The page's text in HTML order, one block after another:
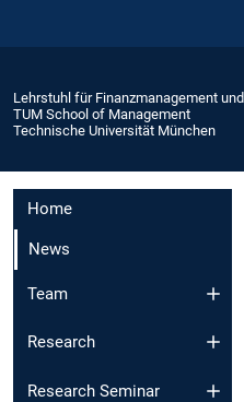
Lehrstuhl für Finanzmanagement
TUM School of Management
Technische Universität München
Home
News
Team
Research
Research Seminar